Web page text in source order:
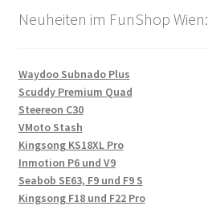
Neuheiten im FunShop Wien:
Waydoo Subnado Plus
Scuddy Premium Quad
Steereon C30
VMoto Stash
Kingsong KS18XL Pro
Inmotion P6 und V9
Seabob SE63, F9 und F9 S
Kingsong F18 und F22 Pro